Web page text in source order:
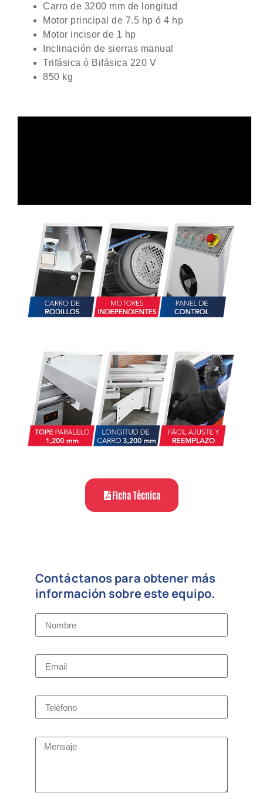
Carro de 3200 mm de longitud
Motor principal de 7.5 hp ó 4 hp
Motor incisor de 1 hp
Inclinación de sierras manual
Trifásica ó Bifásica 220 V
850 kg
Ficha Técnica
Contáctanos para obtener más
información sobre este equipo.